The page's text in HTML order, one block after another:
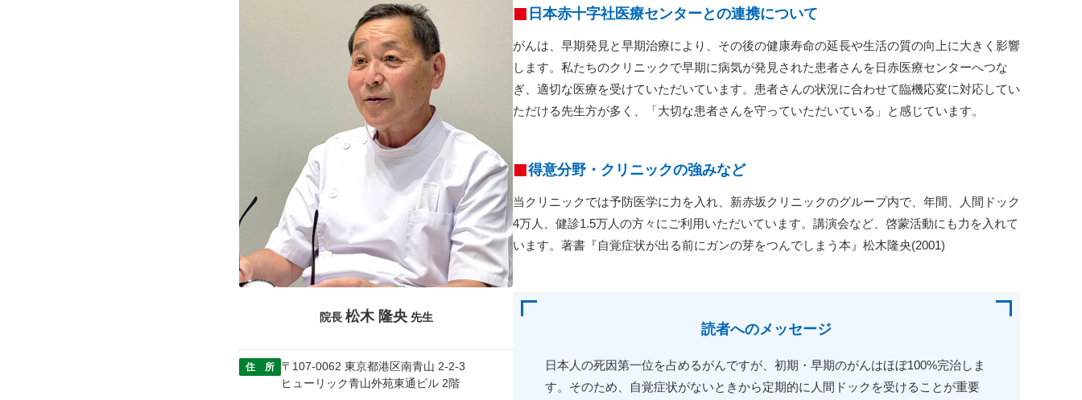
院長 松木 隆央先生
住 所
〒107-0062 東京都港区南青山 2-2-3
ヒューリック青山外苑東通ビル 2階
日本赤十字社医療センターとの連携について
がんは、早期発見と早期治療により、その後の健康寿命の延長や生活の質の向上に大きく影響
します。私たちのクリニックで早期に病気が発見された患者さんを日赤医療センターへつな
ぎ、適切な医療を受けていただいています。患者さんの状況に合わせて臨機応変に対応してい
ただける先生方が多く、「大切な患者さんを守っていただいている」と感じています。
得意分野・クリニックの強みなど
当クリニックでは予防医学に力を入れ、新赤坂クリニックのグループ内で、年間、人間ドック
4万人、健診1.5万人の方々にご利用いただいています。講演会など、啓蒙活動にも力を入れて
います。著書『自覚症状が出る前にガンの芽をつんでしまう本』松木隆央(2001)
読者へのメッセージ
日本人の死因第一位を占めるがんですが、初期・早期のがんはほぼ100%完治しま
す。そのため、自覚症状がないときから定期的に人間ドックを受けることが重要